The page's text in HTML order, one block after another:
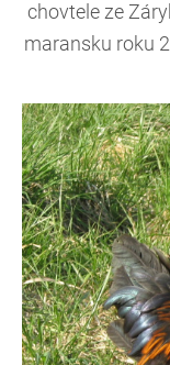
chovtele ze
maransku roku